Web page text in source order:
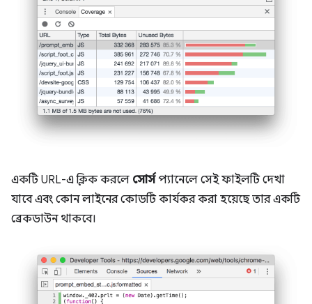
একটি URL-এ ক্লিক করলে সোর্সপ্যানেলে সেই ফাইলটি দেখা
যাবে এবং কোন লাইনের কোডটি কার্যকর করা হয়েছে তার একটি
ব্রেকডাউন থাকবে।